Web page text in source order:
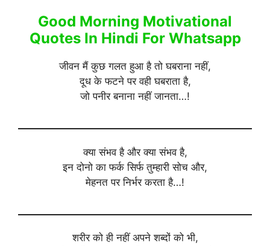
Good Morning Motivational
Quotes In Hindi For Whatsapp
जीवन मैं कुछ गलत हुआ है तो घबराना नहीं,
दूध के फटने पर वही घबराता है,
जो पनीर बनाना नहीं जानता…!
क्या संभव है और क्या संभव है,
इन दोनो का फर्क सिर्फ तुम्हारी सोच और,
मेहनत पर निर्भर करता है…!
शरीर को ही नहीं अपने शब्दों को भी,